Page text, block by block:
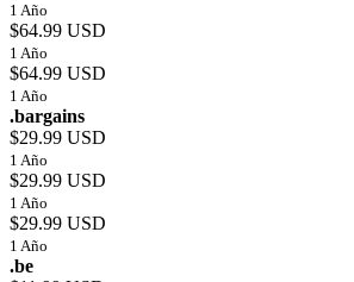
1 Año
$64.99 USD
1 Año
$64.99 USD
1 Año
.bargains
$29.99 USD
1 Año
$29.99 USD
1 Año
$29.99 USD
1 Año
.be